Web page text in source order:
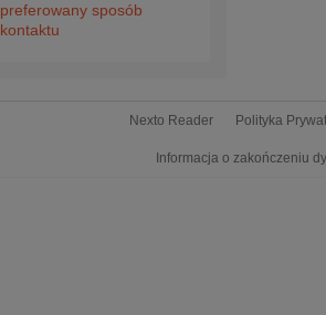
preferowany sposób
kontaktu
Nexto Reader Polityka
Informacja o zakończeniu